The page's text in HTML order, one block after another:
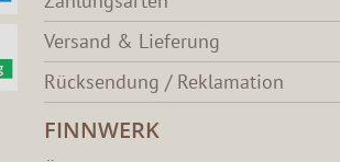
Versand & Lieferung
Rücksendung / Reklamation
FINNWERK